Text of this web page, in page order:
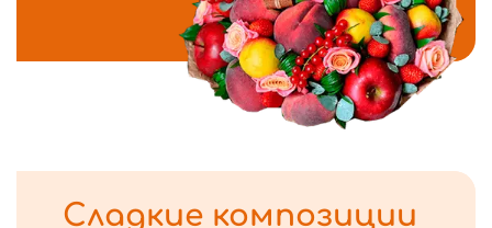
Сладкие композиции